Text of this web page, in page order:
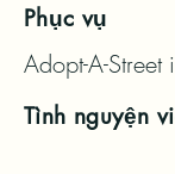
Phục vụ
Adopt-A-Street
Tình nguyện